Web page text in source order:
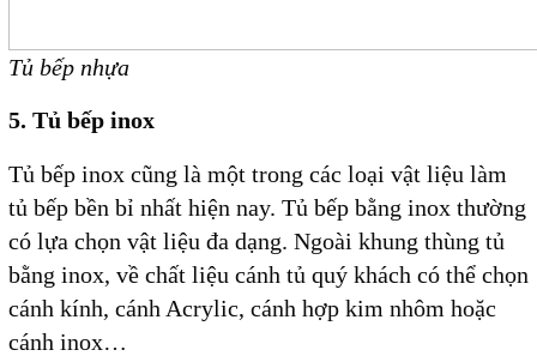
Tủ bếp nhựa
5. Tủ bếp inox
Tủ bếp inox cũng là một trong các loại vật liệu làm
tủ bếp bền bỉ nhất hiện nay. Tủ bếp bằng inox thường
có lựa chọn vật liệu đa dạng. Ngoài khung thùng tủ
bằng inox, về chất liệu cánh tủ quý khách có thể chọn
cánh kính, cánh Acrylic, cánh hợp kim nhôm hoặc
cánh inox…